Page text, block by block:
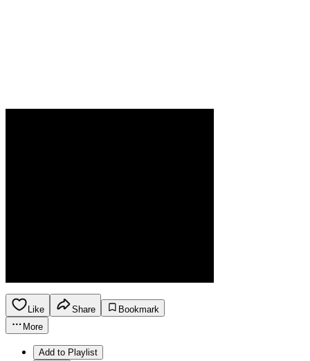
Like Share
Bookmark
More
Add to Playlist